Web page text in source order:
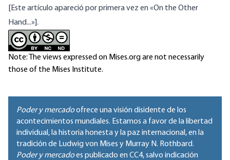
[Este artículo apareció por primera vez en «On the Other
Hand...»].
Note: The views expressed on Mises.org are not necessarily
those of the Mises Institute.
Poder y mercadoofrece una visión disidente de los
acontecimientos mundiales. Estamos a favor de la libertad
individual, la historia honesta y la paz internacional, en la
tradición de Ludwig von Mises y Murray N. Rothbard.
Poder y mercadoes publicado enCC4, salvo indicación